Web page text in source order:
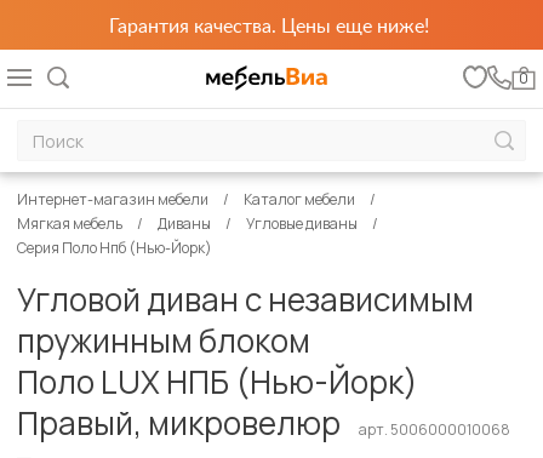
Гарантия качества. Цены еще ниже!
0
Интернет-магазин мебели
Каталог мебели
Мягкая мебель
Диваны
Угловые диваны
Серия Поло Нпб (Нью-Йорк)
Угловой диван с независимым
пружинным блоком
Поло LUX НПБ (Нью-Йорк)
Правый, микровелюр
арт. 5006000010068